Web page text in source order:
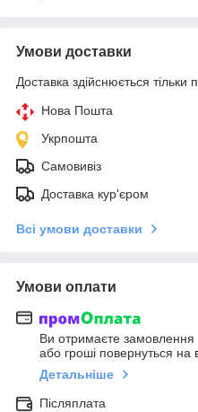
Умови доставки
Доставка здійснюється тільки
Нова Пошта
Укрпошта
Самовивіз
Доставка кур'єром
Всі умови доставки
Умови оплати
Ви отримаєте замовлення
або гроші повернуться на
Детальніше
Післяплата